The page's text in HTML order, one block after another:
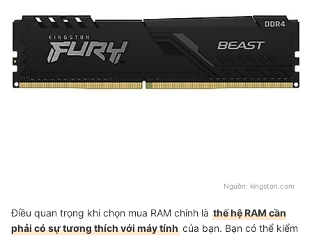
Nguồn: kingston.com
Điều quan trọng khi chọn mua RAM chính là thế hệ RAM cần
phải có sự tương thích với máy tính của bạn. Bạn có thể kiểm